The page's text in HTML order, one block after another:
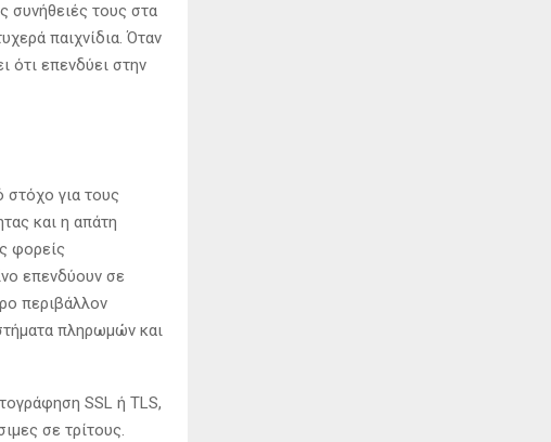
συνήθειές τους στα
παιχνίδια. Όταν
ότι επενδύει στην
στόχο για τους
και η απάτη
φορείς
επενδύουν σε
περιβάλλον
πληρωμών και
SSL ή TLS,
σε τρίτους.